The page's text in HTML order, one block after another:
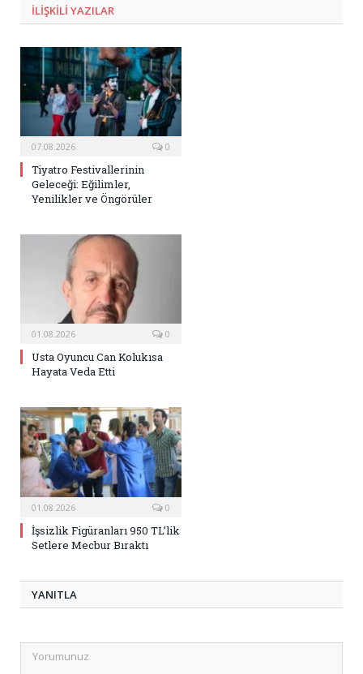
ILIŞKILI YAZILAR
07.08.2026 0
Tiyatro Festivallerinin
Geleceği: Eğilimler,
Yenilikler ve Öngörüler
01.08.2026 0
Usta Oyuncu Can Kolukısa
Hayata Veda Etti
01.08.2026 0
İşsizlik Figüranları 950 TL’lik
Setlere Mecbur Bıraktı
YANITLA